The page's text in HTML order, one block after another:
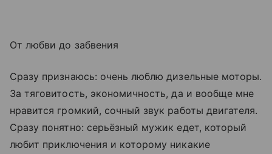
От любви до забвения
Сразу признаюсь: очень люблю дизельные моторы.
За тяговитость, экономичность, да и вообще мне
нравится громкий, сочный звук работы двигателя.
Сразу понятно: серьёзный мужик едет, который
любит приключения и которому никакие